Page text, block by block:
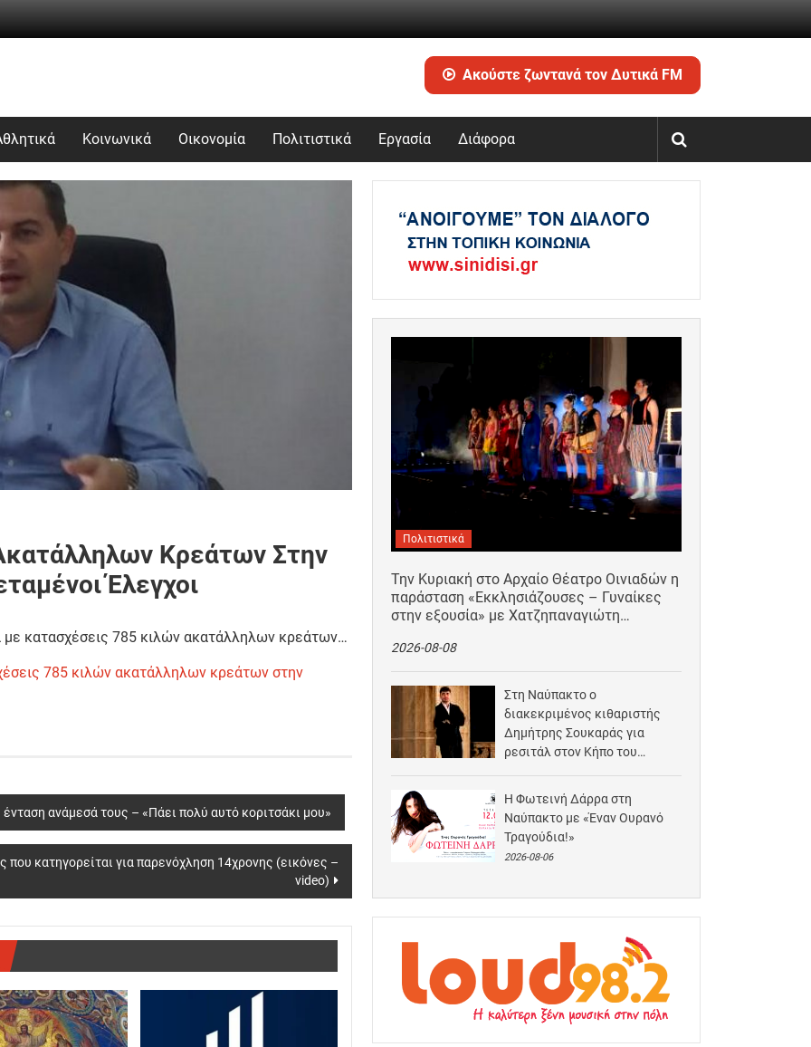
Ακούστε ζωντανά τον Δυτικά FM
Κοινωνικά Οικονομία Πολιτιστικά Εργασία Διάφορα
Κρεάτων Στην
Έλεγχοι
με κατασχέσεις 785 κιλών ακατάλληλων κρεάτων…
785 κιλών ακατάλληλων κρεάτων στην
ανάμεσά τους – «Πάει πολύ αυτό κοριτσάκι μου»
κατηγορείται για παρενόχληση 14χρονης (εικόνες –
video)
Πολιτιστικά
Την Κυριακή στο Αρχαίο Θέατρο Οινιαδών η
παράσταση «Εκκλησιάζουσες – Γυναίκες
στην εξουσία» με Χατζηπαναγιώτη…
2026-08-08
Στη Ναύπακτο ο
διακεκριμένος κιθαριστής
Δημήτρης Σουκαράς για
ρεσιτάλ στον Κήπο του
Η Φωτεινή Δάρρα στη
Ναύπακτο με «Έναν Ουρανό
Τραγούδια!»
2026-08-06